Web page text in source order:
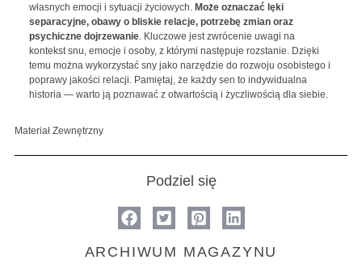
własnych emocji i sytuacji życiowych. Może oznaczać lęki
separacyjne, obawy o bliskie relacje, potrzebę zmian oraz
psychiczne dojrzewanie. Kluczowe jest zwrócenie uwagi na
kontekst snu, emocje i osoby, z którymi następuje rozstanie. Dzięki
temu można wykorzystać sny jako narzędzie do rozwoju osobistego i
poprawy jakości relacji. Pamiętaj, że każdy sen to indywidualna
historia — warto ją poznawać z otwartością i życzliwością dla siebie.
Materiał Zewnętrzny
Podziel się
ARCHIWUM MAGAZYNU